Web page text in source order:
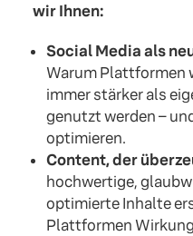
wir Ihnen:
Social Media als
Warum Plattformen
immer stärker als
genutzt werden –
optimieren.
Content, der
hochwertige,
optimierte Inhalte
Plattformen